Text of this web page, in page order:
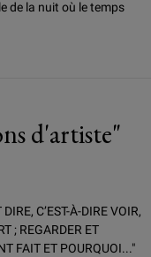
de la nuit où le temps
d'artiste"
C’EST-À-DIRE VOIR,
; REGARDER ET
FAIT ET POURQUOI..."